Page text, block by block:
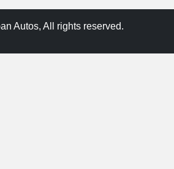
Autos, All rights reserved.